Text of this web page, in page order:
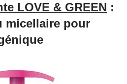
LOVE & GREEN :
micellaire pour